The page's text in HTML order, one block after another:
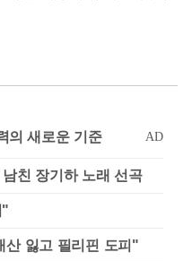
친 장기하 노래 선곡
"
산 잃고 필리핀 도피"